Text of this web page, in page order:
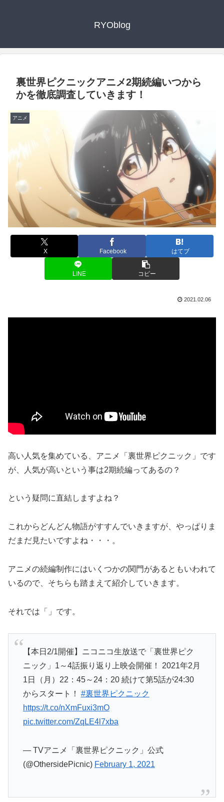
RYOblog
裏世界ピクニックアニメ2期続編いつから
かを徹底調査していきます！
アニメ
X Facebook はてブ
LINE コピー
2021.02.06
高い人気を集めている、アニメ「裏世界ピクニック」です
が、人気が高いという事は2期続編ってあるの？
という疑問に直結しますよね？
これからどんどん物語がすすんでいきますが、やっぱりま
だまだ見たいですよね・・・。
アニメの続編制作にはいくつかの関門があるともいわれて
いるので、そちらも踏まえて紹介していきます。
それでは「」です。
【本日2/1開催】ニコニコ生放送で「裏世界ピク
ニック」1～4話振り返り上映会開催！ 2021年2月
1日（月）22：45～24：20 続けて第5話が24:30
からスタート！ #裏世界ピクニック
https://t.co/nXmFuxi3mO
pic.twitter.com/ZqLE4l7xba
— TVアニメ「裏世界ピクニック」公式
(@OthersidePicnic) February 1, 2021